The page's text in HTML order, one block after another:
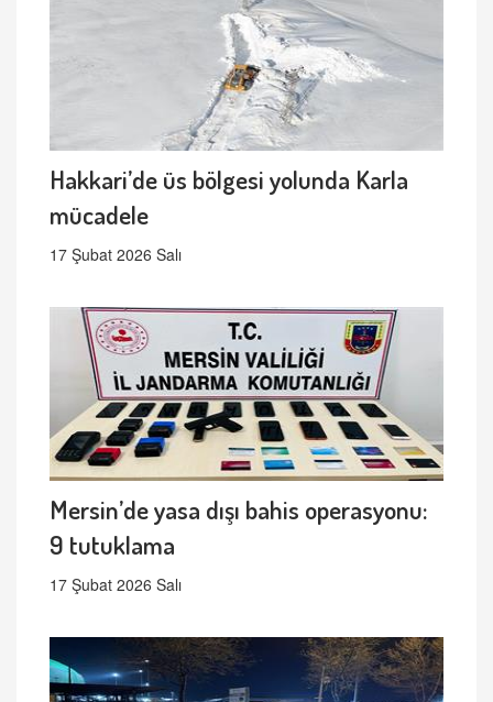
Hakkari’de üs bölgesi yolunda Karla
mücadele
17 Şubat 2026 Salı
Mersin’de yasa dışı bahis operasyonu:
9 tutuklama
17 Şubat 2026 Salı